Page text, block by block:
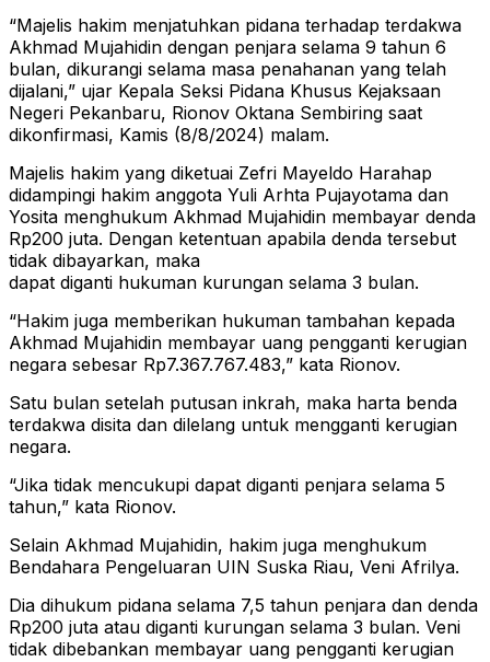
“Majelis hakim menjatuhkan pidana terhadap terdakwa
Akhmad Mujahidin dengan penjara selama 9 tahun 6
bulan, dikurangi selama masa penahanan yang telah
dijalani,” ujar Kepala Seksi Pidana Khusus Kejaksaan
Negeri Pekanbaru, Rionov Oktana Sembiring saat
dikonfirmasi, Kamis (8/8/2024) malam.
Majelis hakim yang diketuai Zefri Mayeldo Harahap
didampingi hakim anggota Yuli Arhta Pujayotama dan
Yosita menghukum Akhmad Mujahidin membayar denda
Rp200 juta. Dengan ketentuan apabila denda tersebut
tidak dibayarkan, maka
dapat diganti hukuman kurungan selama 3 bulan.
“Hakim juga memberikan hukuman tambahan kepada
Akhmad Mujahidin membayar uang pengganti kerugian
negara sebesar Rp7.367.767.483,” kata Rionov.
Satu bulan setelah putusan inkrah, maka harta benda
terdakwa disita dan dilelang untuk mengganti kerugian
negara.
“Jika tidak mencukupi dapat diganti penjara selama 5
tahun,” kata Rionov.
Selain Akhmad Mujahidin, hakim juga menghukum
Bendahara Pengeluaran UIN Suska Riau, Veni Afrilya.
Dia dihukum pidana selama 7,5 tahun penjara dan denda
Rp200 juta atau diganti kurungan selama 3 bulan. Veni
tidak dibebankan membayar uang pengganti kerugian